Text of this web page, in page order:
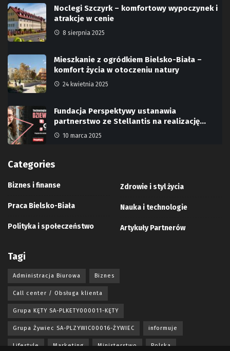
Noclegi Szczyrk – komfortowy wypoczynek i
atrakcje w cenie
8 sierpnia 2025
Mieszkanie z ogródkiem Bielsko-Biała –
komfort życia w otoczeniu natury
24 kwietnia 2025
Fundacja Perspektywy ustanawia
partnerstwo ze Stellantis na realizację…
10 marca 2025
Categories
Biznes i finanse
Praca Bielsko-Biała
Polityka i społeczeństwo
Zdrowie i styl życia
Nauka i technologie
Artykuły Partnerów
Tagi
Administracja Biurowa Biznes
Call center / Obsługa klienta
Grupa KĘTY SA-PLKETY000011-KĘTY
Grupa Żywiec SA-PLZYWIC00016-ŻYWIEC informuje
Lifestyle Marketing Ministerstwo Polska